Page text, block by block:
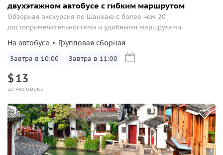
двухэтажном автобусе с гибким маршрутом
Обзорная экскурсия по Шанхаю с более чем 20
достопримечательностями и удобными маршрутами.
На автобусе Групповая сборная
Завтра в 10:00 Завтра в 11:00
$13
за человека